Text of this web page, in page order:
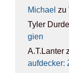
Michael zu
Tyler
gien
A.T.Lanter
auf­de­cker: